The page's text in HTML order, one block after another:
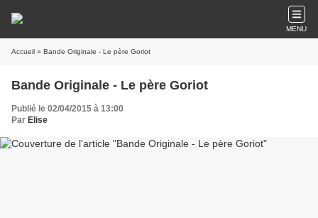
MENU
Accueil » Bande Originale - Le père Goriot
Bande Originale - Le père Goriot
Publié le 02/04/2015 à 13:00
Par Elise